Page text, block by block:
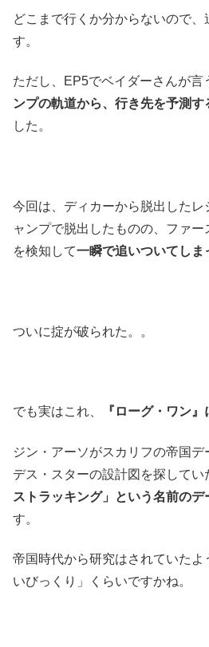
どこまで行くか分からないので
す。
ただし、EP5でベイダーさんが言
ンプの軌道から、行き先を予測す
した。
今回は、ディカーから脱出した
ャンプで脱出したものの、ファ
を検知して一瞬で追いついてしま
ついに掟が破られた。。
でも実はこれ、 『ローグ・ワン
ジン・アーソがスカリフの帝国デ
デス・スターの設計図を探してい
ストラッキング」という名前のデ
す。
帝国時代から研究はされていたよ
いびっくり」くらいですかね。